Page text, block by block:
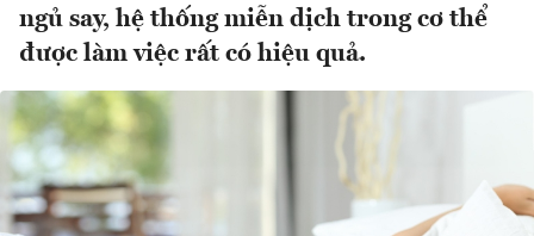
ngủ say, hệ thống miễn dịch trong cơ thể
được làm việc rất có hiệu quả.